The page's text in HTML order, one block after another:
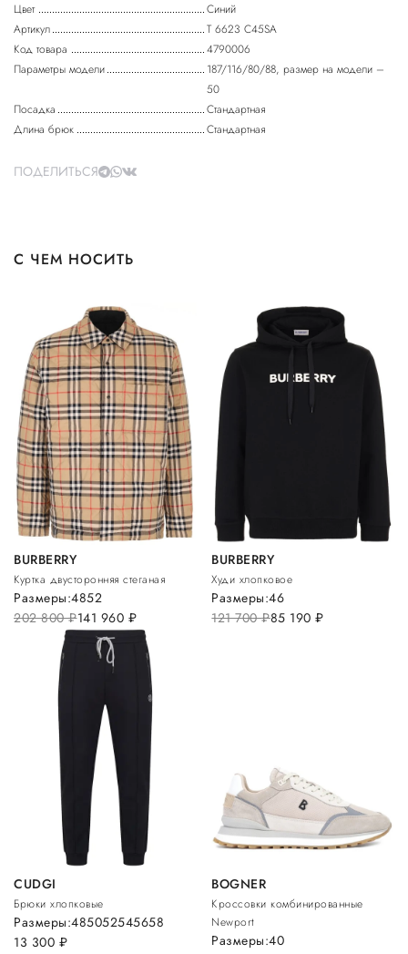
Цвет
Синий
Артикул
T 6623 C45SA
Код товара
4790006
Параметры модели
187/116/80/88, размер на модели –
50
Посадка
Стандартная
Длина брюк
Стандартная
ПОДЕЛИТЬСЯ
С ЧЕМ НОСИТЬ
BURBERRY
Куртка двусторонняя стеганая
202 800руб.141 960 руб.
Размеры:4852
BURBERRY
Худи хлопковое
121 700руб.85 190руб.
Размеры:46
CUDGI
Брюки хлопковые
13 300 руб.
Размеры:485052545658
BOGNER
Кроссовки комбинированные
Newport
Размеры:40